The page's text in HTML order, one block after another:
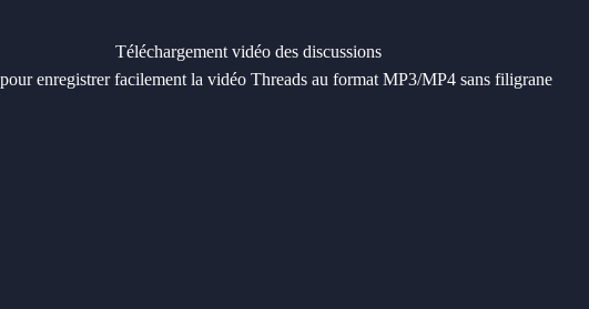
Téléchargement vidéo des discussions
enregistrer facilement la vidéo Threads au format MP3/MP4 sans filigrane